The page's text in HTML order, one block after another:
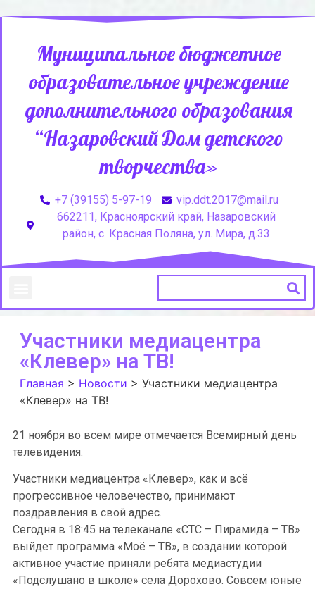
Муниципальное бюджетное
образовательное учреждение
дополнительного образования
“Назаровский Дом детского
творчества»
+7 (39155) 5-97-19
vip.ddt.2017@mail.ru
662211, Красноярский край, Назаровский
район, с. Красная Поляна, ул. Мира, д.33
Участники медиацентра
«Клевер» на ТВ!
Главная > Новости > Участники медиацентра
«Клевер» на ТВ!
21 ноября во всем мире отмечается Всемирный день
телевидения.
Участники медиацентра «Клевер», как и всё
прогрессивное человечество, принимают
поздравления в свой адрес.
Сегодня в 18:45 на телеканале «СТС – Пирамида – ТВ»
выйдет программа «Моё – ТВ», в создании которой
активное участие приняли ребята медиастудии
«Подслушано в школе» села Дорохово. Совсем юные